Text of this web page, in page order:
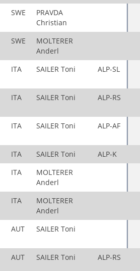
SWE
PRAVDA
Christian
SWE
MOLTERER
Anderl
ITA SAILER Toni ALP-SL
ITA SAILER Toni ALP-RS
ITA SAILER Toni ALP-AF
ITA SAILER Toni
ALP-K
ITA
MOLTERER
Anderl
ITA
MOLTERER
Anderl
AUT SAILER Toni
AUT SAILER Toni ALP-RS